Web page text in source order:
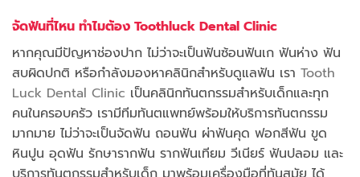
จัดฟันที่ไหน ทำไมต้อง Toothluck Dental Clinic
หากคุณมีปัญหาช่องปาก ไม่ว่าจะเป็นฟันซ้อนฟันเก ฟันห่าง ฟัน
สบผิดปกติ หรือกำลังมองหาคลินิกสำหรับดูแลฟัน เรา Tooth
Luck Dental Clinic เป็นคลินิกทันตกรรมสำหรับเด็กและทุก
คนในครอบครัว เรามีทีมทันตแพทย์พร้อมให้บริการทันตกรรม
มากมาย ไม่ว่าจะเป็นจัดฟัน ถอนฟัน ผ่าฟันคุด ฟอกสีฟัน ขูด
หินปูน อุดฟัน รักษารากฟัน รากฟันเทียม วีเนียร์ ฟันปลอม และ